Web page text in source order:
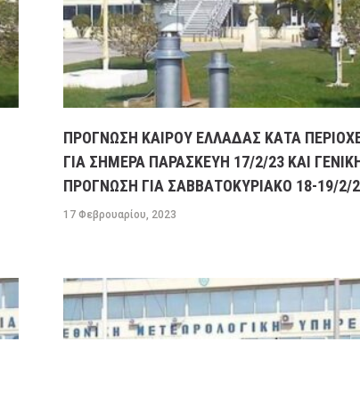
ΠΡΟΓΝΩΣΗ ΚΑΙΡΟΥ ΕΛΛΑΔΑΣ ΚΑΤΑ
ΓΙΑ ΣΗΜΕΡΑ ΠΑΡΑΣΚΕΥΗ 17/2/23 ΚΑΙ
ΠΡΟΓΝΩΣΗ ΓΙΑ ΣΑΒΒΑΤΟΚΥΡΙΑΚΟ 18-19/2/
17 Φεβρουαρίου, 2023